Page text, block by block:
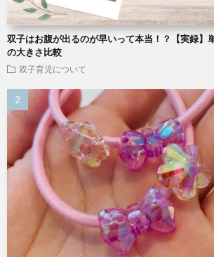
双子はお腹が出るのが早いって本当！？【実録】
の大きさ比較
双子育児について